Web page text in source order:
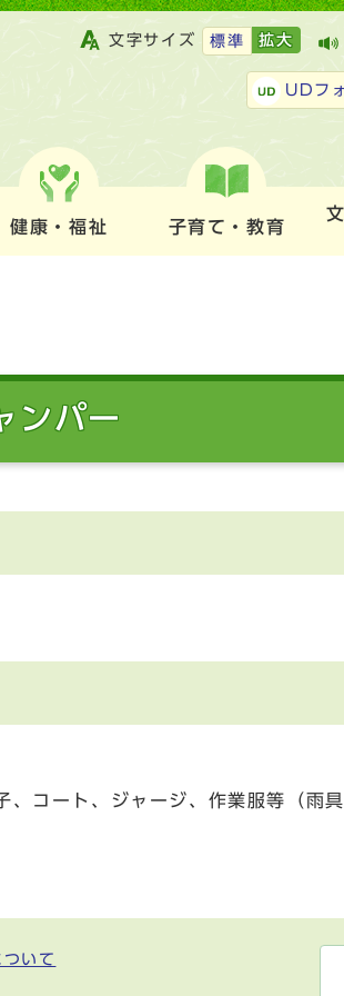
文字サイズ 標準 拡大
UDフ
健康・福祉 子育て・教育
ンパー
コート、ジャージ、作業服等（雨具
いて